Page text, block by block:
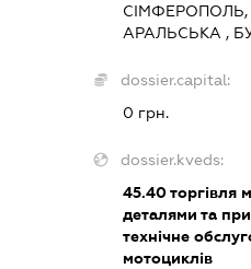
АРАЛЬСЬКА ,
dossier.capital:
0 грн.
dossier.kveds:
45.40торгівля
деталями та
технічне
мотоциклів